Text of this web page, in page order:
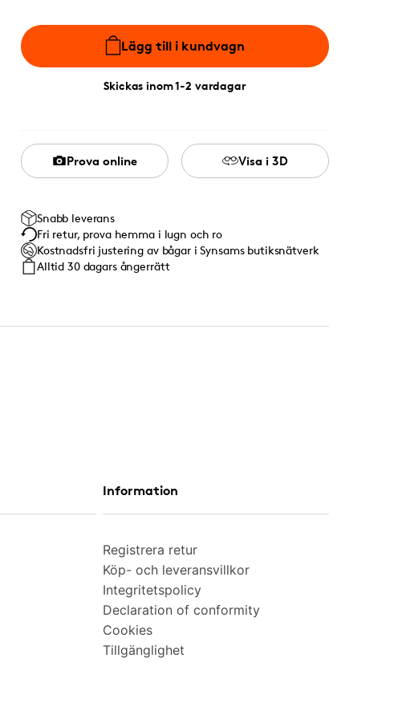
Lägg till i kundvagn
Skickas inom 1-2 vardagar
Prova online Visa i 3D
Snabb leverans
Fri retur, prova hemma i lugn och ro
Kostnadsfri justering av bågar i Synsams butiksnätverk
Alltid 30 dagars ångerrätt
Information
Registrera retur
Köp- och leveransvillkor
Integritetspolicy
Declaration of conformity
Cookies
Tillgänglighet